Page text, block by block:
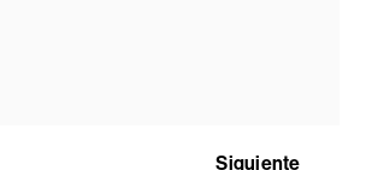
Siguiente